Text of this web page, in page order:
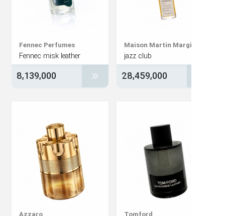
Maison Martin
28,459,000
Fennec Perfumes‏
Fennec misk leather
8,139,000